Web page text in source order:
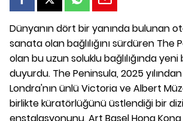
Dünyanın dört bir yanında bulunan
sanata olan bağlılığını sürdüren The
olan bu uzun soluklu bağlılığında yeni
duyurdu. The Peninsula, 2025
Londra'nın ünlü Victoria ve Albert
birlikte küratörlüğünü üstlendiği bir